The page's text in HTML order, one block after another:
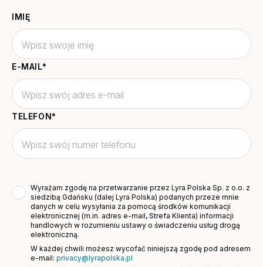
IMIĘ
E-MAIL*
TELEFON*
Wyrażam zgodę na przetwarzanie przez Lyra Polska Sp. z o.o. z
siedzibą Gdańsku (dalej Lyra Polska) podanych przeze mnie
danych w celu wysyłania za pomocą środków komunikacji
elektronicznej (m.in. adres e-mail, Strefa Klienta) informacji
handlowych w rozumieniu ustawy o świadczeniu usług drogą
elektroniczną.
W każdej chwili możesz wycofać niniejszą zgodę pod adresem
e-mail:privacy@lyrapolska.pl